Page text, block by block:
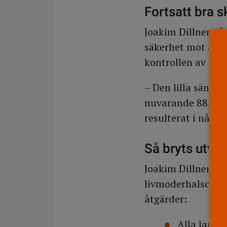
Fortsatt bra
Joakim Dillner
säkerhet mot att
kontrollen av
– Den lilla
nuvarande 88,
resulterat i någon
Så bryts
Joakim Dillner
åtgärder:
Alla